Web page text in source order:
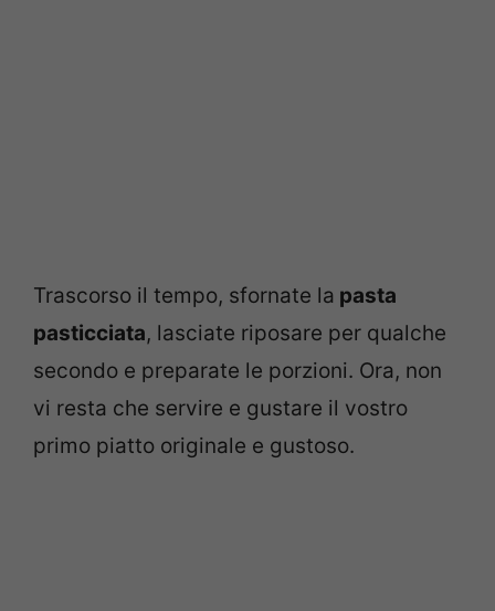
Trascorso il tempo, sfornate la pasta
pasticciata, lasciate riposare per qualche
secondo e preparate le porzioni. Ora, non
vi resta che servire e gustare il vostro
primo piatto originale e gustoso.